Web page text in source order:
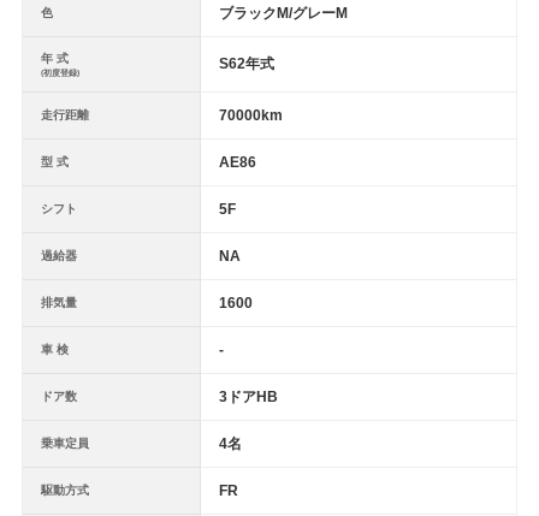
色 ブラックM/グレーM
年 式
(初度登録)
S62年式
走行距離 70000km
型 式 AE86
シフト 5F
過給器 NA
排気量 1600
車 検 -
ドア数 3ドアHB
乗車定員 4名
駆動方式 FR